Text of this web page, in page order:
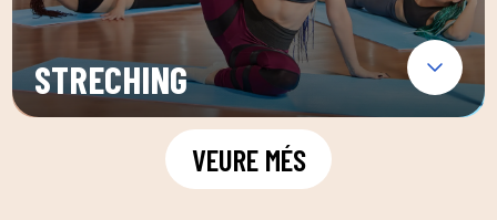
STRECHING
VEURE MÉS